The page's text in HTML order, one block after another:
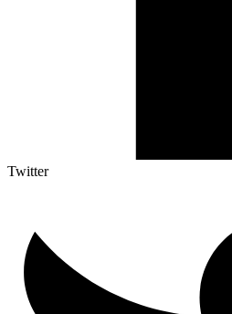
Twitter